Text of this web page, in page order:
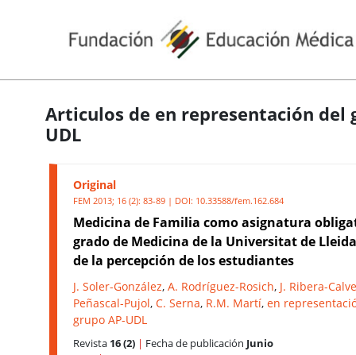
Articulos de en representación del
UDL
Original
FEM 2013; 16 (2): 83-89 | DOI: 10.33588/fem.162.684
Medicina de Familia como asignatura
grado de Medicina de la Universitat de
de la percepción de los estudiantes
J. Soler-González, A. Rodríguez-Rosich, J. Ribera-
Peñascal-Pujol, C. Serna, R.M. Martí, en
grupo AP-UDL
Revista 16 (2) | Fecha de publicación Junio